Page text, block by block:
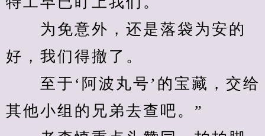
为免意外，还是落袋为安的
好，我们得撤了。
至于‘阿波丸号’的宝藏，交给
其他小组的兄弟去查吧。”